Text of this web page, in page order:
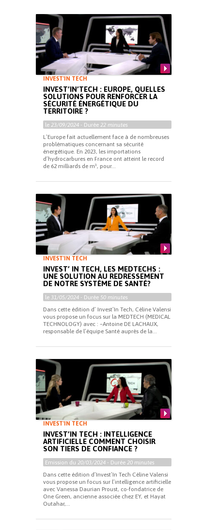
INVEST'IN TECH
INVEST’IN’TECH : EUROPE, QUELLES
SOLUTIONS POUR RENFORCER LA
SÉCURITÉ ÉNERGÉTIQUE DU
TERRITOIRE ?
le 23/09/2024 - Durée 22 minutes
L’Europe fait actuellement face à de nombreuses
problématiques concernant sa sécurité
énergétique. En 2023, les importations
d’hydrocarbures en France ont atteint le record
de 62 milliards de m³, pour...
INVEST'IN TECH
INVEST’ IN TECH, LES MEDTECHS :
UNE SOLUTION AU REDRESSEMENT
DE NOTRE SYSTÈME DE SANTÉ?
le 31/05/2024 - Durée 50 minutes
Dans cette édition d’ Invest’In Tech, Céline Valensi
vous propose un focus sur la MEDTECH (MEDICAL
TECHNOLOGY) avec : –Antoine DE LACHAUX,
responsable de l’équipe Santé auprès de la...
INVEST'IN TECH
INVEST’IN TECH : INTELLIGENCE
ARTIFICIELLE COMMENT CHOISIR
SON TIERS DE CONFIANCE ?
Emission du 20/03/2024 - Durée 20 minutes
Dans cette édition d’Invest’In Tech Céline Valensi
vous propose un focus sur l’intelligence artificielle
avec Vanessa Daurian Proust, co-fondatrice de
One Green, ancienne associée chez EY, et Hayat
Outahar,...